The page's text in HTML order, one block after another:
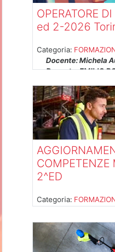
OPERATORE
ed 2-2026
Categoria:
Docente: Michela
Docente: EMILIO
Docente: SARA
Docente: Giovanni
COMPETENZE
2^ED
Categoria: